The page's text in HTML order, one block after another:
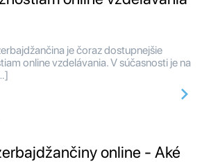
je čoraz dostupnejšie
online vzdelávania. V súčasnosti je na
online - Aké